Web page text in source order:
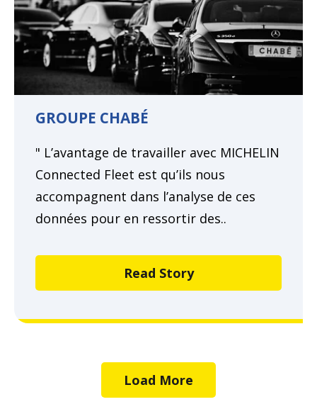
GROUPE CHABÉ
" L’avantage de travailler avec MICHELIN
Connected Fleet est qu’ils nous
accompagnent dans l’analyse de ces
données pour en ressortir des..
Read Story
Load More